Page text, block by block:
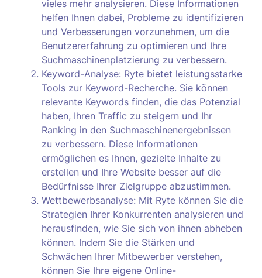
vieles mehr analysieren. Diese Informationen
helfen Ihnen dabei, Probleme zu identifizieren
und Verbesserungen vorzunehmen, um die
Benutzererfahrung zu optimieren und Ihre
Suchmaschinenplatzierung zu verbessern.
Keyword-Analyse: Ryte bietet leistungsstarke
Tools zur Keyword-Recherche. Sie können
relevante Keywords finden, die das Potenzial
haben, Ihren Traffic zu steigern und Ihr
Ranking in den Suchmaschinenergebnissen
zu verbessern. Diese Informationen
ermöglichen es Ihnen, gezielte Inhalte zu
erstellen und Ihre Website besser auf die
Bedürfnisse Ihrer Zielgruppe abzustimmen.
Wettbewerbsanalyse: Mit Ryte können Sie die
Strategien Ihrer Konkurrenten analysieren und
herausfinden, wie Sie sich von ihnen abheben
können. Indem Sie die Stärken und
Schwächen Ihrer Mitbewerber verstehen,
können Sie Ihre eigene Online-